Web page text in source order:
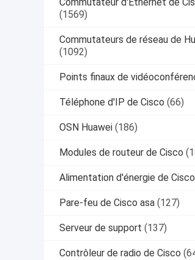
(1569)
Commutateurs de réseau de
(1092)
Points finaux de
Téléphone d'IP de Cisco (66)
OSN Huawei (186)
Modules de routeur de Cisco
Alimentation d'énergie de Cisco
Pare-feu de Cisco asa (127)
Serveur de support (137)
Contrôleur de radio de Cisco